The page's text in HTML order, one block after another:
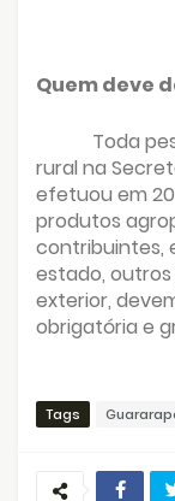
Quem deve
Toda
rural na
efetuou em
produtos
contribuintes,
estado,
exterior,
obrigatória e
Tags